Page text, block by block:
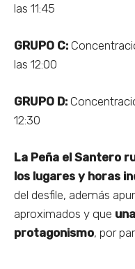
las 11:45
GRUPO C:
las 12:00
GRUPO D:
12:30
La Peña el Santero
los lugares y horas
del desfile, además
aproximados y que
protagonismo, por